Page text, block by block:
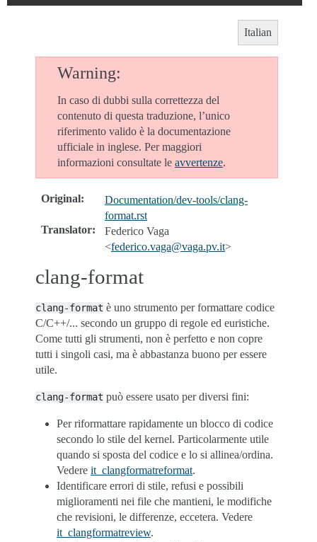
Italian
Warning
In caso di dubbi sulla correttezza del
contenuto di questa traduzione, l’unico
riferimento valido è la documentazione
ufficiale in inglese. Per maggiori
informazioni consultate le avvertenze.
Original:
Documentation/dev-tools/clang-
format.rst
Translator:
Federico Vaga
<federico.vaga@vaga.pv.it>
clang-format
clang-format è uno strumento per formattare codice
C/C++/... secondo un gruppo di regole ed euristiche.
Come tutti gli strumenti, non è perfetto e non copre
tutti i singoli casi, ma è abbastanza buono per essere
utile.
clang-format può essere usato per diversi fini:
Per riformattare rapidamente un blocco di codice
secondo lo stile del kernel. Particolarmente utile
quando si sposta del codice e lo si allinea/ordina.
Vedere it_clangformatreformat.
Identificare errori di stile, refusi e possibili
miglioramenti nei file che mantieni, le modifiche
che revisioni, le differenze, eccetera. Vedere
it_clangformatreview.